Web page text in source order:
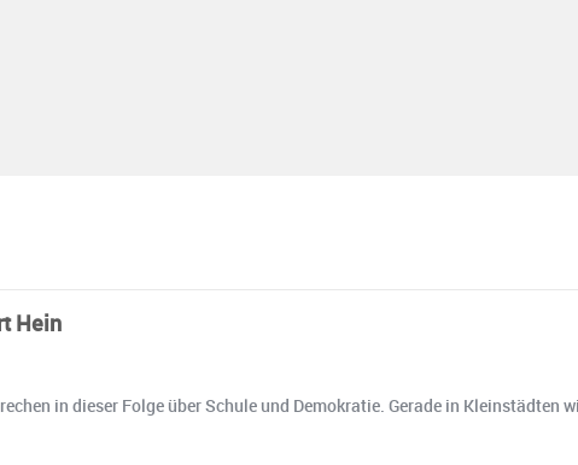
Hein
in dieser Folge über Schule und Demokratie. Gerade in